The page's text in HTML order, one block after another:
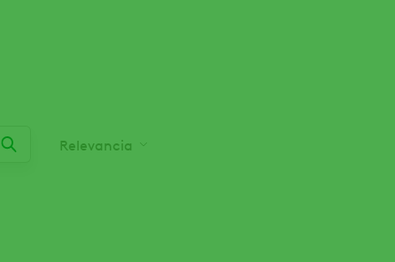
Relevancia